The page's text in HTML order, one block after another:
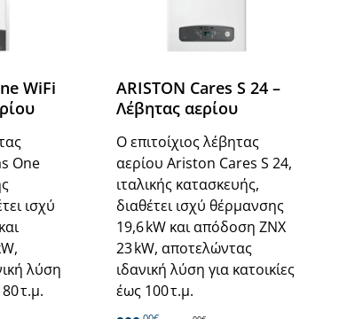
WiFi
One
ισχύ
λύση
τ.μ.
ARISTON Cares S 24 –
Λέβητας αερίου
Ο επιτοίχιος λέβητας
αερίου Ariston Cares S 24,
ιταλικής κατασκευής,
διαθέτει ισχύ θέρμανσης
19,6 kW και απόδοση ΖΝΧ
23 kW, αποτελώντας
ιδανική λύση για κατοικίες
έως 100 τ.μ.